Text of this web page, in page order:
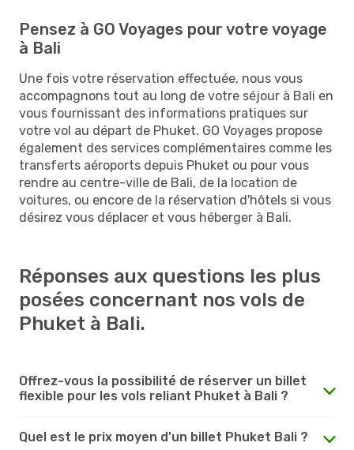
Pensez à GO Voyages pour votre voyage
à Bali
Une fois votre réservation effectuée, nous vous
accompagnons tout au long de votre séjour à Bali en
vous fournissant des informations pratiques sur
votre vol au départ de Phuket. GO Voyages propose
également des services complémentaires comme les
transferts aéroports depuis Phuket ou pour vous
rendre au centre-ville de Bali, de la location de
voitures, ou encore de la réservation d'hôtels si vous
désirez vous déplacer et vous héberger à Bali.
Réponses aux questions les plus
posées concernant nos vols de
Phuket à Bali.
Offrez-vous la possibilité de réserver un billet
flexible pour les vols reliant Phuket à Bali ?
Quel est le prix moyen d'un billet Phuket Bali ?